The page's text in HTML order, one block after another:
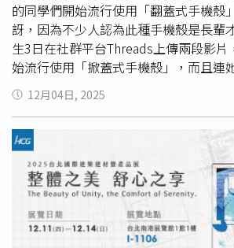
和情緒彈性概念。例如，更年期被認為
相關的技能：同理心。結果顯示，更年
佳的共情者。一項針對超過七十五萬個
十多歲的女性展現出比同齡男性更強的
的經歷有情緒上的反應，還更能設身處
情境。人生不同階段 女性持續成長對
果最令我感動的是，女性在一生中所肩
和階段而轉變，不論有無親生子女或孫
我們中許多人扮演了多重角色，這些角
係，而我們的大腦似乎會隨著不同年
應。本文來源：《更年期不是老化，而
書版【延伸閱讀】女性幾歲進入更年期
備？醫師帶你一次了解！快樂不起來
當她南下格拉納達，走入阿爾罕布拉宮
刻、水景與庭院比例，讓她理解何謂「
伸」。夜晚的Flamenco表演，則感受
不只是舞蹈，而是一個民族在困境中，
真實情感。」 轉往穆爾西亞，主教座堂
興 與巴洛克風格，層層堆疊卻不顯衝突
中海，飲食簡單而純粹。那一刻，她深
的經營，往往不是複雜，而是回歸本質
巴塞隆納，展開為期5天的IESE課程。
所以適合作為海外教學場域，不只是
本身就是一堂關於治理、創新與時間的
的秩序與信仰，到高第建築對自然與人
城市願意長期投資公共空間的選擇，
的同學們開始流行使用「翻蓋式手機殼
訝，因為不少人認為此種手機殼是長輩
生3日在社群平台Threads上傳兩段影片
始流行使用「掀蓋式手機殼」，而且連
了。畫面中一群專科學生秀出他們的手
機殼，但會選擇不同顏色，這種手機殼
夾層放卡片，甚至能保護螢幕。貼文曝
300萬人瀏覽、10萬網友按讚，留言區
「終於知道這個俗氣的東西有多好用了
柾國也用過類似的手機殼」、「流行本
環」、「以前用這種手機殼會被同儕笑
復興的週期怎麼越來越短了」。有不少
有多好，「必須說，裝這種手機殼的，
12月04日, 2025